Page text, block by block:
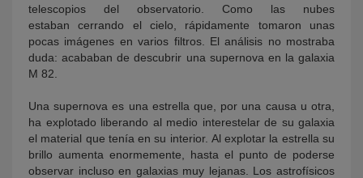
telescopios del observatorio. Como las nubes
estaban cerrando el cielo, rápidamente tomaron unas
pocas imágenes en varios filtros. El análisis no mostraba
duda: acababan de descubrir una supernova en la galaxia
M 82.
Una supernova es una estrella que, por una causa u otra,
ha explotado liberando al medio interestelar de su galaxia
el material que tenía en su interior. Al explotar la estrella su
brillo aumenta enormemente, hasta el punto de poderse
observar incluso en galaxias muy lejanas. Los astrofísicos